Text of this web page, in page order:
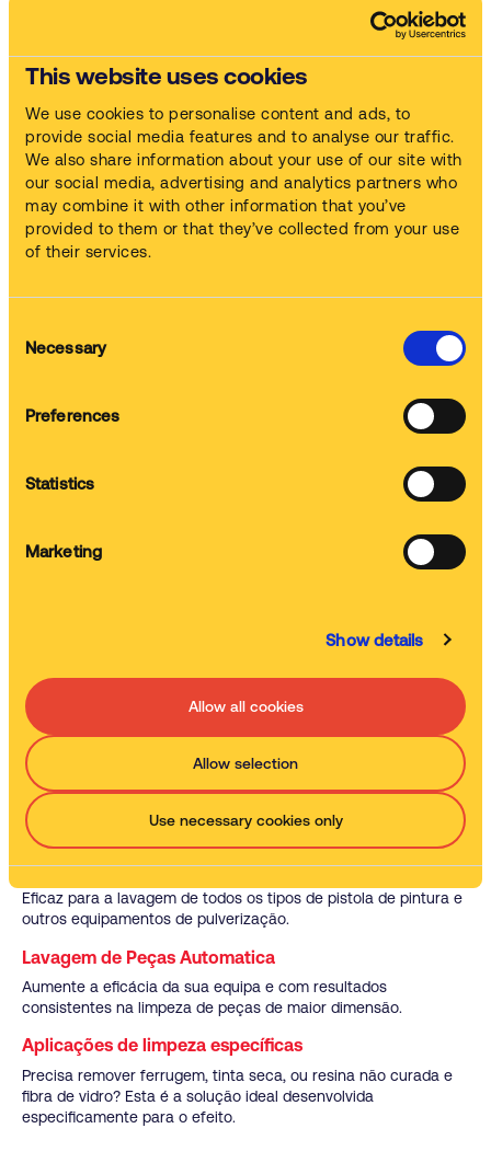
This website uses cookies
We use cookies to personalise content and ads, to
provide social media features and to analyse our traffic.
We also share information about your use of our site with
our social media, advertising and analytics partners who
may combine it with other information that you’ve
provided to them or that they’ve collected from your use
of their services.
Necessary
Preferences
Statistics
Marketing
Show details
Allow all cookies
Allow selection
Use necessary cookies only
Fornecemos o Produto Químico de Limpeza
Formação
Demonstração e formação do operador no local
de lavagem
Tratamos do manuseamento do resíduo, garantia de
Powered by
Pode também ter interesse em
Maquinas de limpeza de pistolas de pintura
Eficaz para a lavagem de todos os tipos de pistola de pintura e
outros equipamentos de pulverização.
Lavagem de Peças Automatica
Aumente a eficácia da sua equipa e com resultados
consistentes na limpeza de peças de maior dimensão.
Aplicações de limpeza específicas
Precisa remover ferrugem, tinta seca, ou resina não curada e
fibra de vidro? Esta é a solução ideal desenvolvida
especificamente para o efeito.